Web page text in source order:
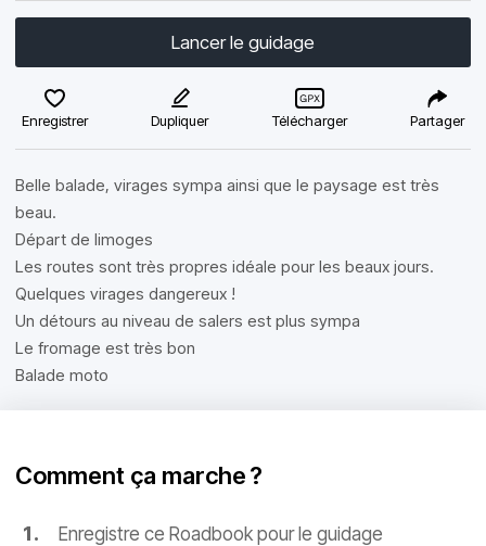
Lancer le guidage
Enregistrer Dupliquer Télécharger Partager
Belle balade, virages sympa ainsi que le paysage est très
beau.
Départ de limoges
Les routes sont très propres idéale pour les beaux jours.
Quelques virages dangereux !
Un détours au niveau de salers est plus sympa
Le fromage est très bon
Balade moto
Comment ça marche ?
Enregistre ce Roadbook pour le guidage